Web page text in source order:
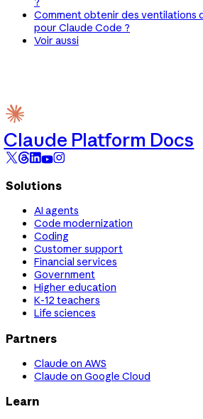
Comment obtenir des ventilations
pour Claude Code ?
Voir aussi
Claude Platform Docs
Solutions
AI agents
Code modernization
Coding
Customer support
Financial services
Government
Higher education
K-12 teachers
Life sciences
Partners
Claude on AWS
Claude on Google Cloud
Learn